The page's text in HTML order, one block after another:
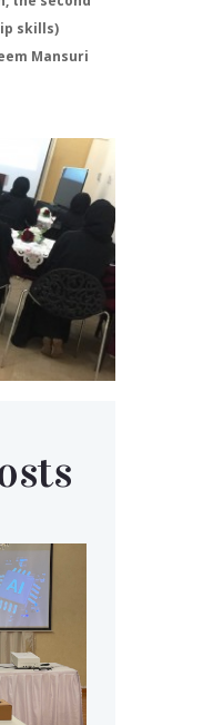
skills)
Mansuri